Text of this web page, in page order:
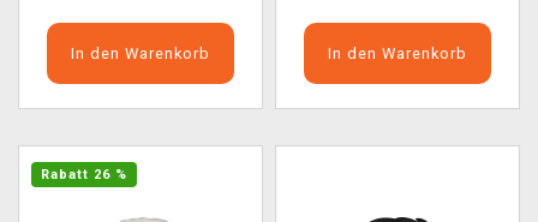
In den Warenkorb In den Warenkorb
Rabatt 26 %